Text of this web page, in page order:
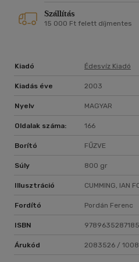
a buddhizmusról szóló könyv
illusztrált könyv betekintést
készített fotókat Őszentségéről,
központú Tibet Images
Szállítás
15 000 Ft felett díjmentes
Kiadó Édesvíz Kiadó
Kiadás éve 2003
Nyelv MAGYAR
Oldalak száma: 166
Borító FŰZVE
Súly 800 gr
Illusztráció CUMMING, IAN
Fordító Pordán Ferenc
ISBN 9789635287185
Árukód 2083526 /